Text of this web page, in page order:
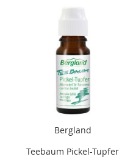
Bergland
Teebaum Pickel-Tupfer